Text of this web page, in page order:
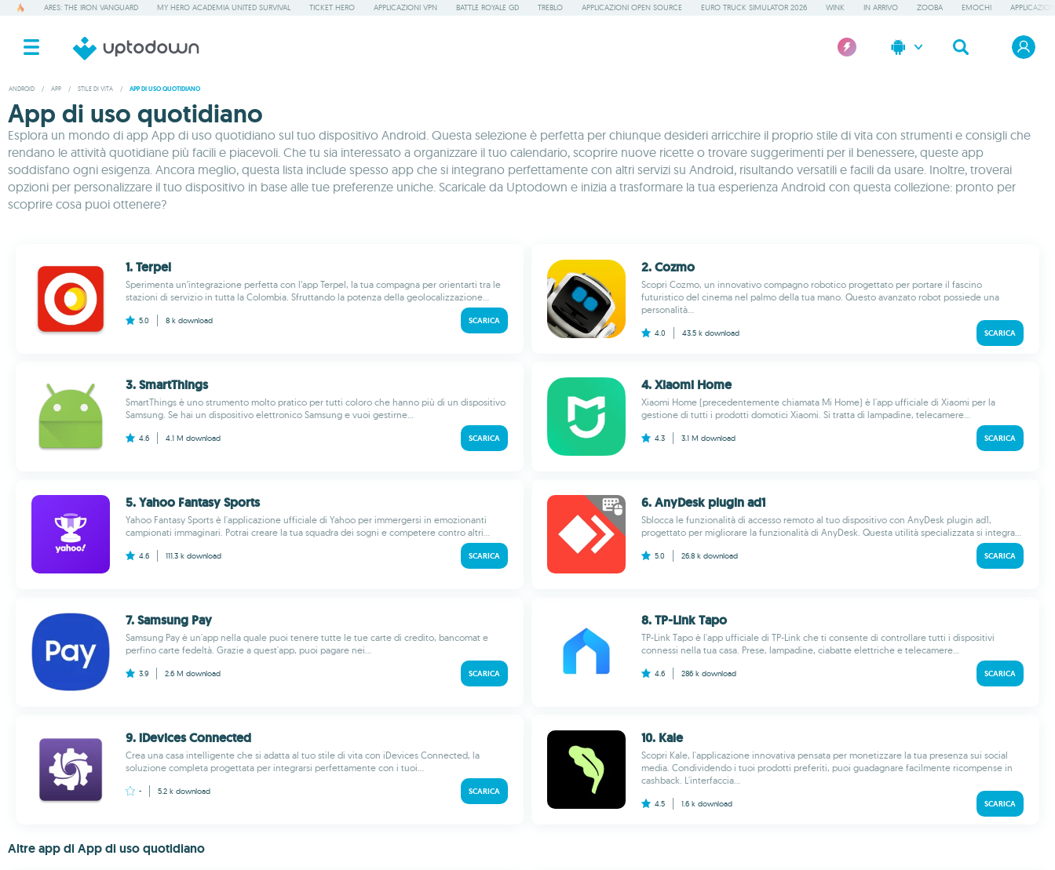
ARES: THE IRON VANGUARD MY HERO ACADEMIA UNITED SURVIVAL TICKET HERO APPLICAZIONI VPN BATTLE ROYALE GD TREBLO APPLICAZIONI OPEN SOURCE EURO TRUCK SIMULATOR 2026 WINK IN ARRIVO ZOOBA EMOCHI
ANDROID / APP / STILE DI VITA / APP DI USO QUOTIDIANO
App di uso quotidiano
Esplora un mondo di app App di uso quotidiano sul tuo dispositivo Android. Questa selezione è perfetta per chiunque desideri arricchire il proprio stile di vita con strumenti e consigli che
rendano le attività quotidiane più facili e piacevoli. Che tu sia interessato a organizzare il tuo calendario, scoprire nuove ricette o trovare suggerimenti per il benessere, queste app
soddisfano ogni esigenza. Ancora meglio, questa lista include spesso app che si integrano perfettamente con altri servizi su Android, risultando versatili e facili da usare. Inoltre, troverai
opzioni per personalizzare il tuo dispositivo in base alle tue preferenze uniche. Scaricale da Uptodown e inizia a trasformare la tua esperienza Android con questa collezione: pronto per
scoprire cosa puoi ottenere?
1. Terpel
Sperimenta un’integrazione perfetta con l’app Terpel, la tua compagna per orientarti tra le
stazioni di servizio in tutta la Colombia. Sfruttando la potenza della geolocalizzazione...
5.0 8 k download SCARICA
2. Cozmo
Scopri Cozmo, un innovativo compagno robotico progettato per portare il fascino
futuristico del cinema nel palmo della tua mano. Questo avanzato robot possiede una
personalità...
4.0 43.5 k download SCARICA
3. Smart​Things
SmartThings è uno strumento molto pratico per tutti coloro che hanno più di un dispositivo
Samsung. Se hai un dispositivo elettronico Samsung e vuoi gestirne...
4.6 4.1 M download SCARICA
4. Xiaomi Home
Xiaomi Home (precedentemente chiamata Mi Home) è l'app ufficiale di Xiaomi per la
gestione di tutti i prodotti domotici Xiaomi. Si tratta di lampadine, telecamere...
4.3 3.1 M download SCARICA
5. Yahoo Fantasy Sports
Yahoo Fantasy Sports è l'applicazione ufficiale di Yahoo per immergersi in emozionanti
campionati immaginari. Potrai creare la tua squadra dei sogni e competere contro altri...
4.6 111.3 k download SCARICA
6. AnyDesk plugin ad1
Sblocca le funzionalità di accesso remoto al tuo dispositivo con AnyDesk plugin ad1,
progettato per migliorare la funzionalità di AnyDesk. Questa utilità specializzata si integra...
5.0 26.8 k download SCARICA
7. Samsung Pay
Samsung Pay è un'app nella quale puoi tenere tutte le tue carte di credito, bancomat e
perfino carte fedeltà. Grazie a quest'app, puoi pagare nei...
3.9 2.6 M download SCARICA
8. TP-Link Tapo
TP-Link Tapo è l'app ufficiale di TP-Link che ti consente di controllare tutti i dispositivi
connessi nella tua casa. Prese, lampadine, ciabatte elettriche e telecamere...
4.6 286 k download SCARICA
9. iDevices Connected
Crea una casa intelligente che si adatta al tuo stile di vita con iDevices Connected, la
soluzione completa progettata per integrarsi perfettamente con i tuoi...
- 5.2 k download SCARICA
10. Kale
Scopri Kale, l'applicazione innovativa pensata per monetizzare la tua presenza sui social
media. Condividendo i tuoi prodotti preferiti, puoi guadagnare facilmente ricompense in
cashback. L'interfaccia...
4.5 1.6 k download SCARICA
Altre app di App di uso quotidiano